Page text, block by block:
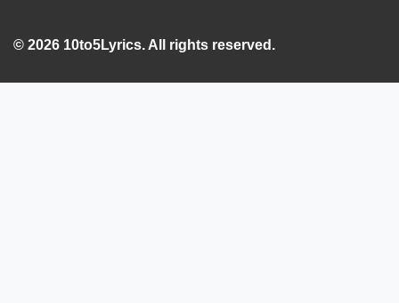
© 2026 10to5Lyrics. All rights reserved.